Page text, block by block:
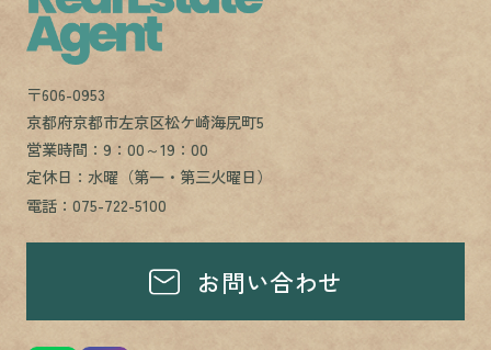
〒606-0953
京都府京都市左京区松ケ崎海尻町5
営業時間：9：00～19：00
定休日：水曜（第一・第三火曜日）
電話：075-722-5100
お問い合わせ